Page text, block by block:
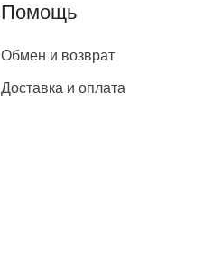
Помощь
Обмен и возврат
Доставка и оплата